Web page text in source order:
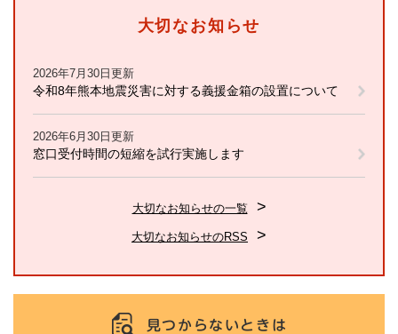
大切なお知らせ
2026年7月30日更新
令和8年熊本地震災害に対する義援金箱の設置について
2026年6月30日更新
窓口受付時間の短縮を試行実施します
大切なお知らせの一覧
大切なお知らせのRSS
見つからないときは